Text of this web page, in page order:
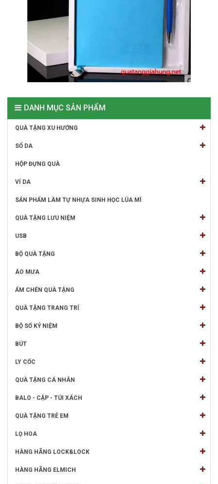
DANH MỤC SẢN PHẨM
QUÀ TẶNG XU HƯỚNG
SỔ DA
HỘP ĐỰNG QUÀ
VÍ DA
SẢN PHẨM LÀM TỰ NHỰA SINH HỌC LÚA MÌ
QUÀ TẶNG LƯU NIỆM
USB
BỘ QUÀ TẶNG
ÁO MƯA
ẤM CHÉN QUÀ TẶNG
QUÀ TẶNG TRANG TRÍ
BỘ SỐ KỶ NIỆM
BÚT
LY CỐC
QUÀ TẶNG CÁ NHÂN
BALO - CẶP - TÚI XÁCH
QUÀ TẶNG TRẺ EM
LỌ HOA
HÀNG HÃNG LOCK&LOCK
HÀNG HÃNG ELMICH